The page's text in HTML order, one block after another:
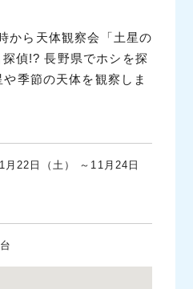
から天体観察会「土星の
偵!? 長野県でホシを探
季節の天体を観察しま
月22日（土） ～11月24日